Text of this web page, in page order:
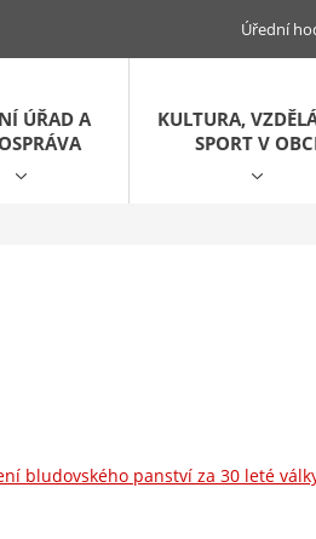
Úřední
ÚŘAD A
KULTURA,
SPORT V
bludovského panství za 30 leté